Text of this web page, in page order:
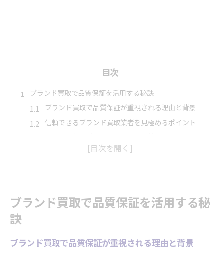
目次
ブランド買取で品質保証を活用する秘訣
ブランド買取で品質保証が重視される理由と背景
信頼できるブランド買取業者を見極めるポイント
品質保証付きブランド買取の具体的な流れ解説
ギャランティカードの有無がブランド買取に与え
ギャランティカードなしでブランド買取が可能な
ブランド買取でギャランティカード不要な場合の
対応策
ブランド買取で品質保証を活用する秘
訣
ブランド買取で品質保証が重視される理由と背景